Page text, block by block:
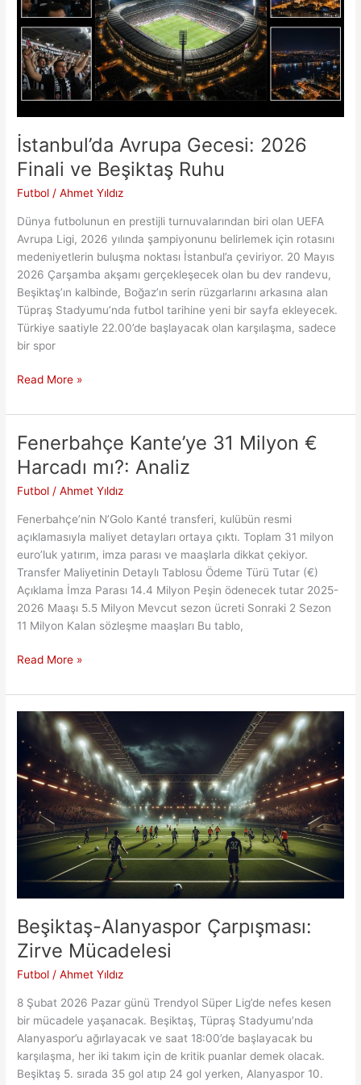
Stratejik
Analiz
İstanbul’da Avrupa Gecesi: 2026
Finali ve Beşiktaş Ruhu
Futbol /Ahmet Yıldız
Dünya futbolunun en prestijli turnuvalarından biri olan UEFA
Avrupa Ligi, 2026 yılında şampiyonunu belirlemek için rotasını
medeniyetlerin buluşma noktası İstanbul’a çeviriyor. 20 Mayıs
2026 Çarşamba akşamı gerçekleşecek olan bu dev randevu,
Beşiktaş’ın kalbinde, Boğaz’ın serin rüzgarlarını arkasına alan
Tüpraş Stadyumu’nda futbol tarihine yeni bir sayfa ekleyecek.
Türkiye saatiyle 22.00’de başlayacak olan karşılaşma, sadece
bir spor
İstanbul’da
Gecesi:
2026
Finali
ve
Beşiktaş
Read More »
Fenerbahçe Kante’ye 31 Milyon €
Harcadı mı?: Analiz
Futbol /Ahmet Yıldız
Fenerbahçe’nin N’Golo Kanté transferi, kulübün resmi
açıklamasıyla maliyet detayları ortaya çıktı. Toplam 31 milyon
euro’luk yatırım, imza parası ve maaşlarla dikkat çekiyor.
Transfer Maliyetinin Detaylı Tablosu Ödeme Türü Tutar (€)
Açıklama İmza Parası 14.4 Milyon Peşin ödenecek tutar 2025-
2026 Maaşı 5.5 Milyon Mevcut sezon ücreti Sonraki 2 Sezon
11 Milyon Kalan sözleşme maaşları Bu tablo,
Fenerbahçe
31
Milyon
Harcadı
mı?:
Analiz
Read More »
Beşiktaş-Alanyaspor Çarpışması:
Zirve Mücadelesi
Futbol /Ahmet Yıldız
8 Şubat 2026 Pazar günü Trendyol Süper Lig’de nefes kesen
bir mücadele yaşanacak. Beşiktaş, Tüpraş Stadyumu’nda
Alanyaspor’u ağırlayacak ve saat 18:00’de başlayacak bu
karşılaşma, her iki takım için de kritik puanlar demek olacak.
Beşiktaş 5. sırada 35 gol atıp 24 gol yerken, Alanyaspor 10.